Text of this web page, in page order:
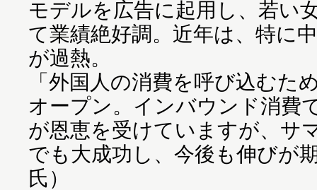
モデルを広告に起用し、若い
て業績絶好調。近年は、特に
が過熱。
「外国人の消費を呼び込むた
オープン。インバウンド消費
が恩恵を受けていますが、サ
でも大成功し、今後も伸びが
氏）